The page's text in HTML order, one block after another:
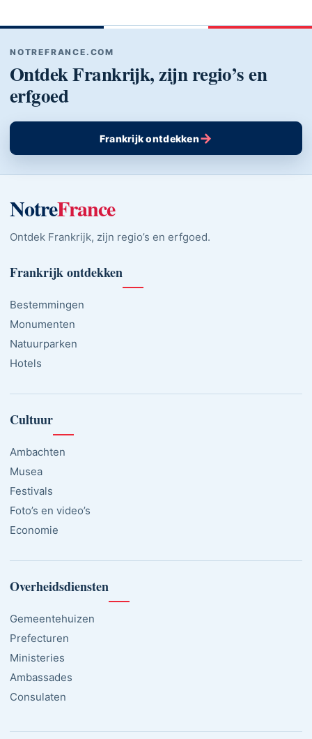
NOTREFRANCE.COM
Ontdek Frankrijk, zijn regio’s en
erfgoed
Frankrijk ontdekken→
NotreFrance
Ontdek Frankrijk, zijn regio’s en erfgoed.
Frankrijk ontdekken
Bestemmingen
Monumenten
Natuurparken
Hotels
Cultuur
Ambachten
Musea
Festivals
Foto’s en video’s
Economie
Overheidsdiensten
Gemeentehuizen
Prefecturen
Ministeries
Ambassades
Consulaten